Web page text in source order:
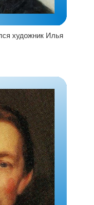
художник Илья